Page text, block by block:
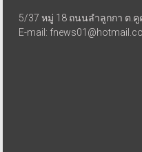
5/37 หมู่ 18 ถนนลำลูกกา ต.
E-mail: